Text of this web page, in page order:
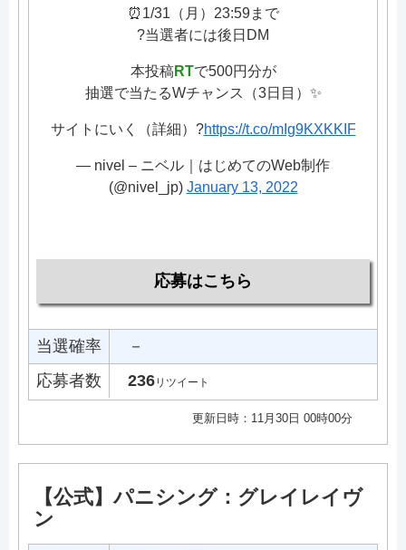
⏰1/31（月）23:59まで
?当選者には後日DM
本投稿RTで500円分が
抽選で当たるWチャンス（3日目）✨
サイトにいく（詳細）?https://t.co/mIg9KXKKIF
— nivel – ニベル｜はじめてのWeb制作
(@nivel_jp) January 13, 2022
応募はこちら
当選確率
－
応募者数
236リツイート
更新日時：11月30日 00時00分
【公式】パニシング：グレイレイヴ
ン